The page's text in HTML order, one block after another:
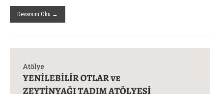
Devamını Oku →